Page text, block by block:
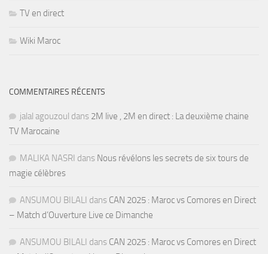
TV en direct
Wiki Maroc
COMMENTAIRES RÉCENTS
jalal agouzoul dans 2M live , 2M en direct : La deuxième chaine
TV Marocaine
MALIKA NASRI dans Nous révélons les secrets de six tours de
magie célèbres
ANSUMOU BILALI dans CAN 2025 : Maroc vs Comores en Direct
– Match d’Ouverture Live ce Dimanche
ANSUMOU BILALI dans CAN 2025 : Maroc vs Comores en Direct